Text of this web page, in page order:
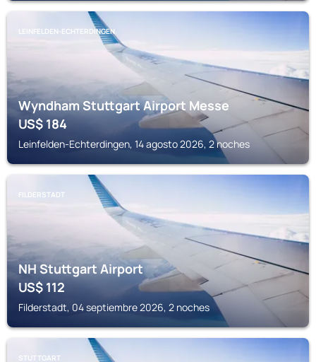
LEINFELDEN-ECHTERDINGEN
Wyndham Stuttgart Airport Messe
US$184
Leinfelden-Echterdingen, 14 agosto 2026, 2 noches
FILDERSTADT
NH Stuttgart Airport
US$112
Filderstadt, 04 septiembre 2026, 2 noches
STUTTGART